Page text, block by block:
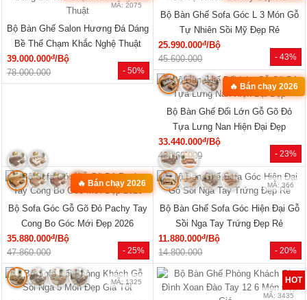
- 50%
MÃ: 2075
Bộ Bàn Ghế Salon Hương Đá Dáng
Bề Thế Chạm Khắc Nghệ Thuật
39.000.000đ/Bộ
78.000.000
- 43%
Bộ Bàn Ghế Sofa Góc L 3 Món Gỗ
Tự Nhiên Sồi Mỹ Đẹp Rẻ
25.990.000đ/Bộ
45.600.000
- 23%
🔥 Bán chạy 2026
MÃ: 3431
Bộ Bàn Ghế Đối Lớn Gỗ Gõ Đỏ
Tựa Lưng Nan Hiện Đại Đẹp
33.440.000đ/Bộ
43.360.000
- 25%
🔥 Bán chạy 2026
MÃ: 8427
Bộ Sofa Góc Gỗ Gõ Đỏ Pachy Tay
Cong Bo Góc Mới Đẹp 2026
35.880.000đ/Bộ
47.860.000
- 20%
MÃ: 366
Bộ Bàn Ghế Sofa Góc Hiện Đại Gỗ
Sồi Nga Tay Trứng Đẹp Rẻ
11.880.000đ/Bộ
14.800.000
MÃ: 1325 HOT
MÃ: 3435